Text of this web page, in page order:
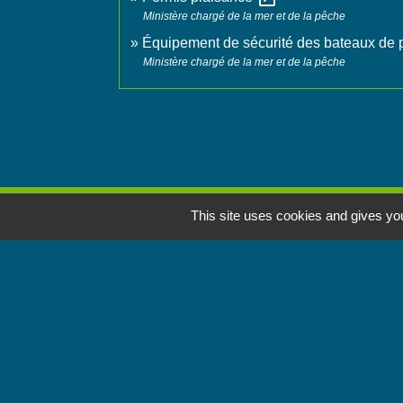
Ministère chargé de la mer et de la pêche
Équipement de sécurité des bateaux
Ministère chargé de la mer et de la pêche
This site uses cookies and gives